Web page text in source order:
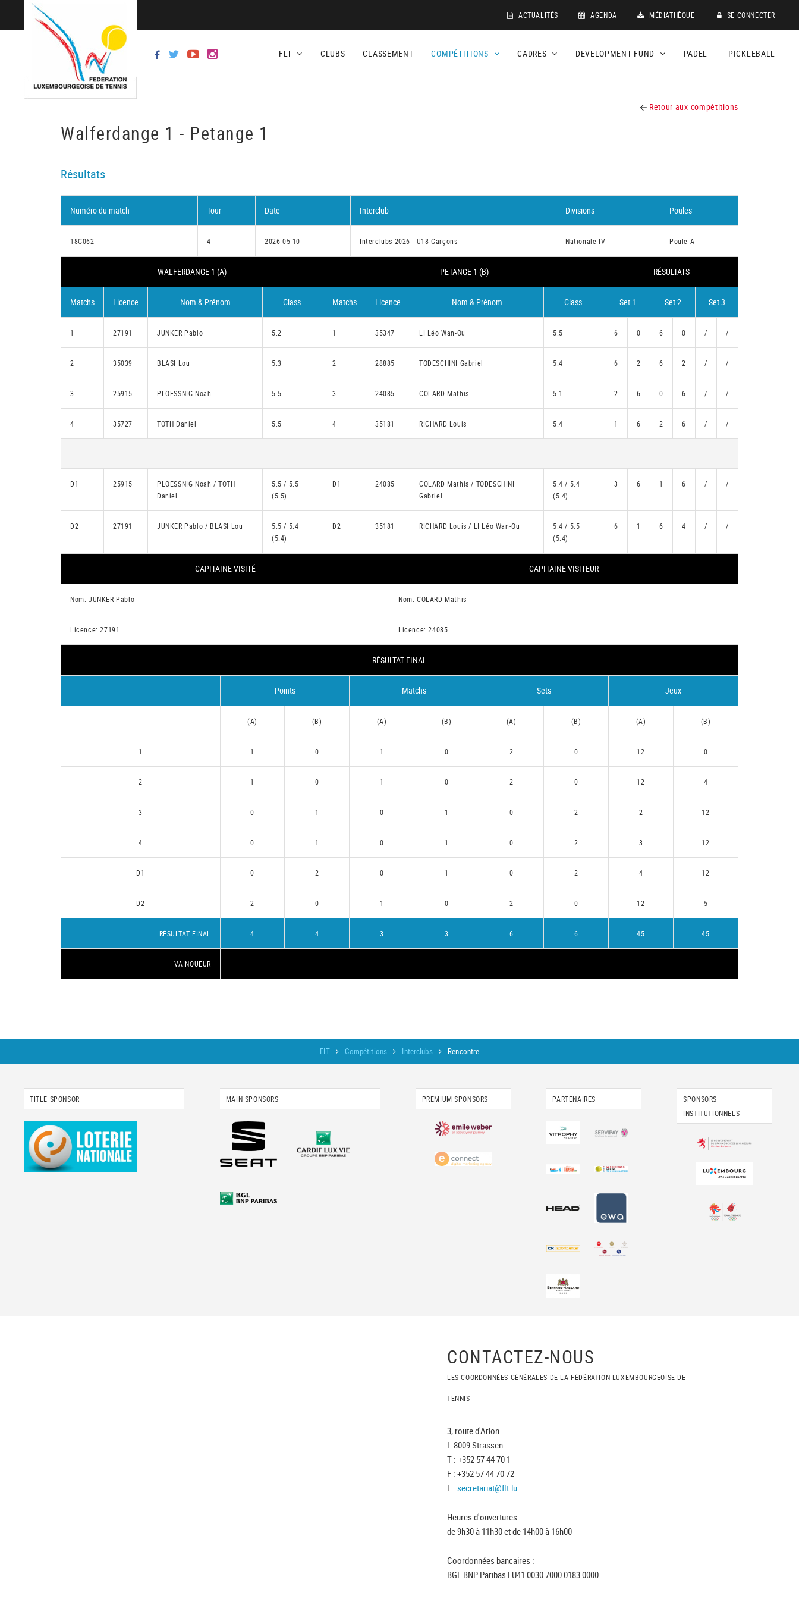
ACTUALITÉS AGENDA MÉDIATHÈQUE SE CONNECTER
FLT CLUBS CLASSEMENT COMPÉTITIONS CADRES DEVELOPMENT FUND PADEL PICKLEBALL
Retour aux compétitions
Walferdange 1 - Petange 1
Résultats
Numéro du match Tour Date Interclub Divisions Poules
18G062 4 2026-05-10 Interclubs 2026 - U18 Garçons Nationale IV Poule A
WALFERDANGE 1 (A) PETANGE 1 (B) RÉSULTATS
Matchs Licence Nom & Prénom Class. Matchs Licence Nom & Prénom Class. Set 1 Set 2 Set 3
1 27191 JUNKER Pablo 5.2 1 35347 LI Léo Wan-Ou 5.5 6 0 6 0 / /
2 35039 BLASI Lou 5.3 2 28885 TODESCHINI Gabriel 5.4 6 2 6 2 / /
3 25915 PLOESSNIG Noah 5.5 3 24085 COLARD Mathis 5.1 2 6 0 6 / /
4 35727 TOTH Daniel 5.5 4 35181 RICHARD Louis 5.4 1 6 2 6 / /
D1 25915
PLOESSNIG Noah / TOTH
Daniel
5.5 / 5.5
(5.5)
D1 24085
COLARD Mathis / TODESCHINI
Gabriel
5.4 / 5.4
(5.4)
3 6 1 6 / /
D2 27191 JUNKER Pablo / BLASI Lou
5.5 / 5.4
(5.4)
D2 35181 RICHARD Louis / LI Léo Wan-Ou
5.4 / 5.5
(5.4)
6 1 6 4 / /
CAPITAINE VISITÉ CAPITAINE VISITEUR
Nom: JUNKER Pablo Nom: COLARD Mathis
Licence: 27191 Licence: 24085
RÉSULTAT FINAL
Points Matchs Sets Jeux
(A) (B) (A) (B) (A) (B) (A) (B)
1 1 0 1 0 2 0 12 0
2 1 0 1 0 2 0 12 4
3 0 1 0 1 0 2 2 12
4 0 1 0 1 0 2 3 12
D1 0 2 0 1 0 2 4 12
D2 2 0 1 0 2 0 12 5
RÉSULTAT FINAL 4 4 3 3 6 6 45 45
VAINQUEUR
FLT Compétitions Interclubs Rencontre
TITLE SPONSOR MAIN SPONSORS PREMIUM SPONSORS PARTENAIRES
SPONSORS
INSTITUTIONNELS
CONTACTEZ-NOUS
LES COORDONNÉES GÉNÉRALES DE LA FÉDÉRATION LUXEMBOURGEOISE DE
TENNIS
3, route d'Arlon
L-8009 Strassen
T : +352 57 44 70 1
F : +352 57 44 70 72
E : secretariat@flt.lu
Heures d'ouvertures :
de 9h30 à 11h30 et de 14h00 à 16h00
Coordonnées bancaires :
BGL BNP Paribas LU41 0030 7000 0183 0000